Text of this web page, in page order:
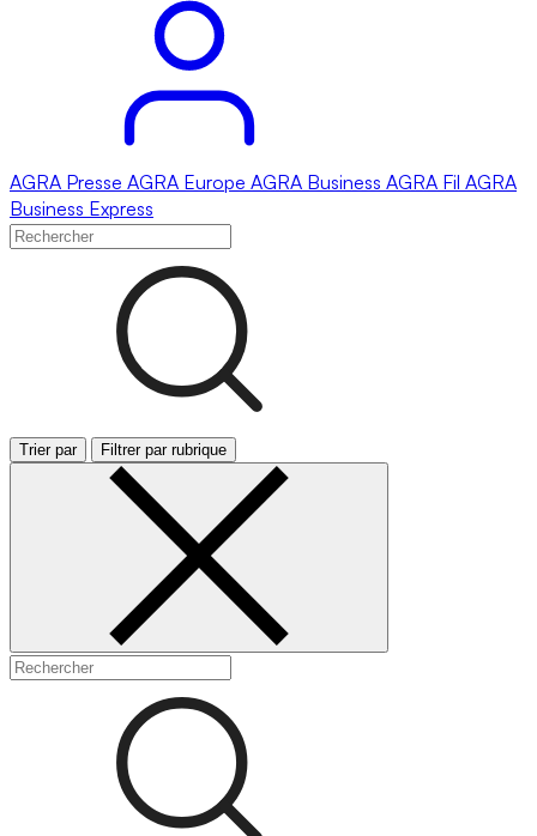
AGRA Presse AGRA Europe AGRA Business AGRA Fil AGRA
Business Express
Trier par Filtrer par rubrique